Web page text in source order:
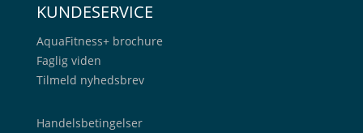
KUNDESERVICE
AquaFitness+ brochure
Faglig viden
Tilmeld nyhedsbrev
Handelsbetingelser